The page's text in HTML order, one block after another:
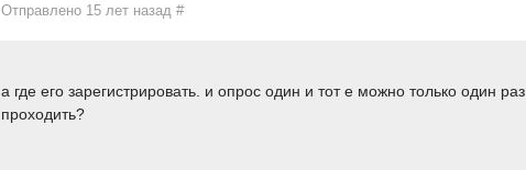
Отправлено 15 лет назад#
а где его зарегистрировать. и опрос один и тот е можно только один раз
проходить?